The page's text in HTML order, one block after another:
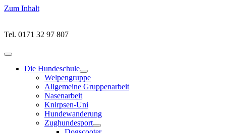
Zum Inhalt
Tel. 0171 32 97 807
Hauptmenü
öffnenDie Hundeschule
Untermenü
öffnen
Welpengruppe
Allgemeine Gruppenarbeit
Nasenarbeit
Knirpsen-Uni
Hundewanderung
Zughundesport
Untermenü